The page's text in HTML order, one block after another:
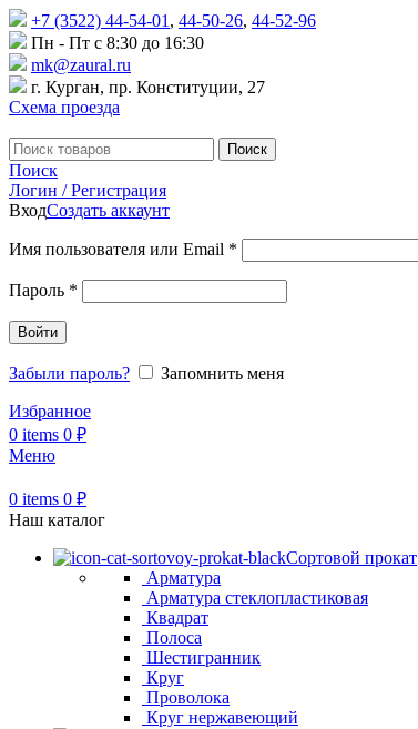
+7 (3522) 44-54-01 , 44-50-26, 44-52-96
Пн - Пт с 8:30 до 16:30
mk@zaural.ru
г. Курган, пр. Конституции, 27
Схема проезда
Поиск
Поиск
Логин / Регистрация
ВходСоздать аккаунт
Имя пользователя или Email *
Пароль *
Войти
Забыли пароль?
Запомнить меня
Избранное
0 items 0 ₽
Меню
0 items 0 ₽
Наш каталог
Сортовой прокат
Арматура
Арматура стеклопластиковая
Квадрат
Полоса
Шестигранник
Круг
Проволока
Круг нержавеющий